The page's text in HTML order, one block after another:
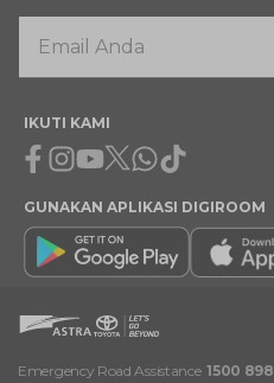
IKUTI KAMI
Facebook
Instagram
Youtube
X Whatsapp
Tiktok
GUNAKAN APLIKASI DIGIROOM
Emergency Road Assistance 1500 898